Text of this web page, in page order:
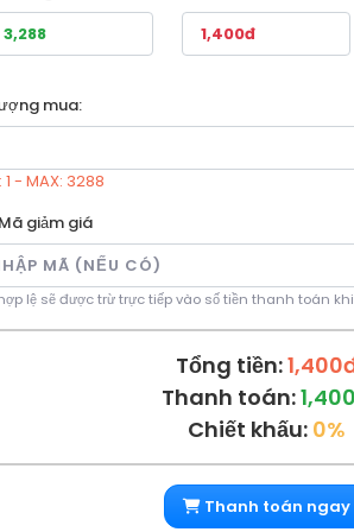
mua:
1 - MAX: 3288
Mã giảm giá
lệ sẽ được trừ trực tiếp vào số tiền thanh toán
Tổng tiền:
Thanh toán:
Chiết khấu: 0%
Thanh toán ngay